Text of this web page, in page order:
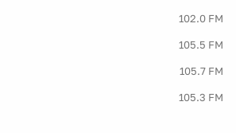
102.0 FM
105.5 FM
105.7 FM
105.3 FM